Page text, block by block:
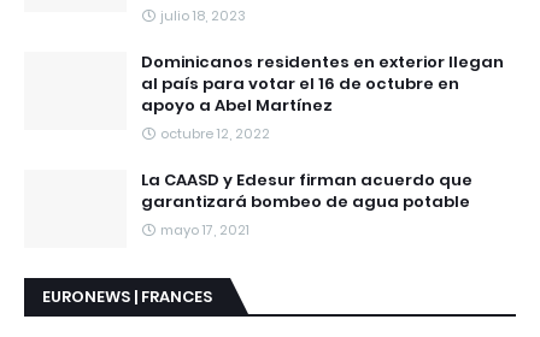
julio 18, 2023
Dominicanos residentes en exterior llegan
al país para votar el 16 de octubre en
apoyo a Abel Martínez
octubre 12, 2022
La CAASD y Edesur firman acuerdo que
garantizará bombeo de agua potable
mayo 17, 2021
EURONEWS | FRANCES